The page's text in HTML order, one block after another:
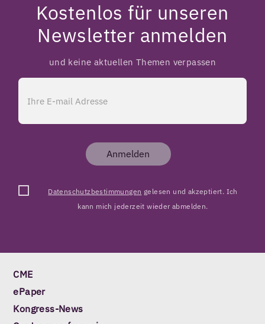
Kostenlos für unseren
Newsletter anmelden
und keine aktuellen Themen verpassen
Anmelden
Datenschutzbestimmungen gelesen und akzeptiert. Ich
kann mich jederzeit wieder abmelden.
CME
ePaper
Kongress-News